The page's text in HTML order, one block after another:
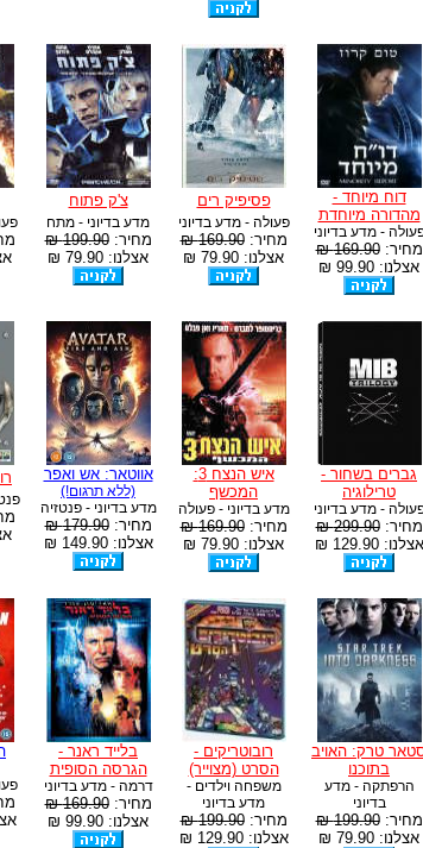
דוח מיוחד -
מהדורה מיוחדת
- מדע בדיוני
מחיר:169.90 ₪
אצלנו: 99.90 ₪
פסיפיק רים
פעולה - מדע בדיוני
מחיר:169.90 ₪
אצלנו: 79.90 ₪
צ'ק פתוח
מדע בדיוני - מתח
מחיר:199.90 ₪
אצלנו: 79.90 ₪
גברים בשחור -
טרילוגיה
- מדע בדיוני
מחיר:299.90 ₪
אצלנו: 129.90 ₪
איש הנצח 3:
המכשף
מדע בדיוני - פעולה
מחיר:169.90 ₪
אצלנו: 79.90 ₪
אווטאר: אש ואפר
(ללא תרגום!)
מדע בדיוני - פנטזיה
מחיר:179.90 ₪
אצלנו: 149.90 ₪
טרק: האויב
בתוכנו
הרפתקה - מדע
בדיוני
מחיר:199.90 ₪
אצלנו: 79.90 ₪
רובוטריקים -
הסרט (מצוייר)
משפחה וילדים -
מדע בדיוני
מחיר:199.90 ₪
אצלנו: 129.90 ₪
בלייד ראנר -
הגרסה הסופית
דרמה - מדע בדיוני
מחיר:169.90 ₪
אצלנו: 99.90 ₪